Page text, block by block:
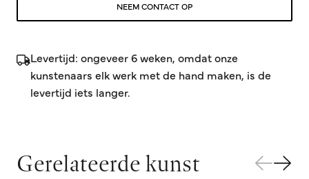
NEEM CONTACT OP
Levertijd: ongeveer 6 weken, omdat onze
kunstenaars elk werk met de hand maken, is de
levertijd iets langer.
Gerelateerde kunst